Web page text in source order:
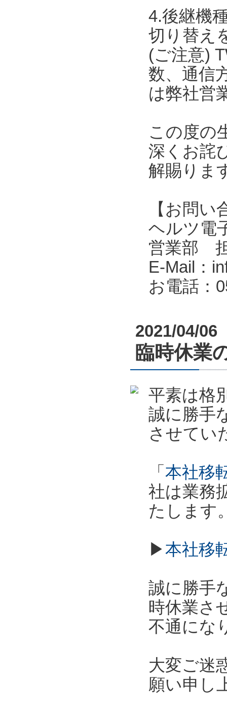
4.後継機
切り替え
(ご注意)
数、通信
は弊社営
この度の
深くお詫
解賜りま
【お問い
ヘルツ電
営業部
E-Mail：
お電話：
2021/04/06
臨時休業
平素は格
誠に勝手
させてい
「 本社移
社は業務
たします
▶本社移
誠に勝手
時休業さ
不通にな
大変ご迷
願い申し